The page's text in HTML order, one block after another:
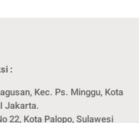
:
Kec. Ps. Minggu, Kota
Jakarta.
22, Kota Palopo, Sulawesi